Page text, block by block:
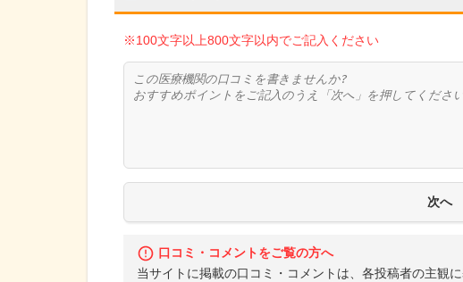
※100文字以上800文字以内でご記入ください
口コミ・コメントをご覧の方へ
当サイトに掲載の口コミ・コメントは、各投稿者の主観